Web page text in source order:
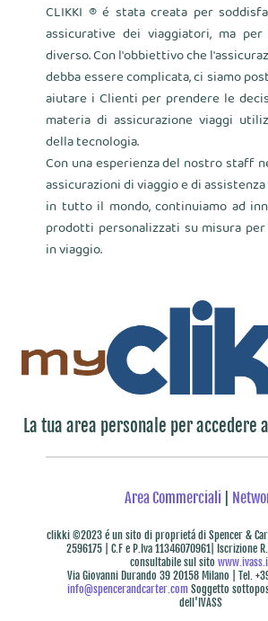
CLIKKI ® é stata creata per
assicurative dei viaggiatori, ma
diverso. Con l'obbiettivo che
debba essere complicata, ci siamo
aiutare i Clienti per prendere le
materia di assicurazione viaggi
della tecnologia.
Con una esperienza del nostro staff
assicurazioni di viaggio e di
in tutto il mondo, continuiamo ad
prodotti personalizzati su misura
in viaggio.
La tua area personale per accedere
Area Commerciali
clikki ©2023 é un sito di proprietá di Spencer &
2596175 | C.F e P.Iva 11346070961| Iscrizione
consultabile sul sito
Via Giovanni Durando 39 20158 Milano | Tel.
info@spencerandcarter.com Soggetto
dell'IVASS